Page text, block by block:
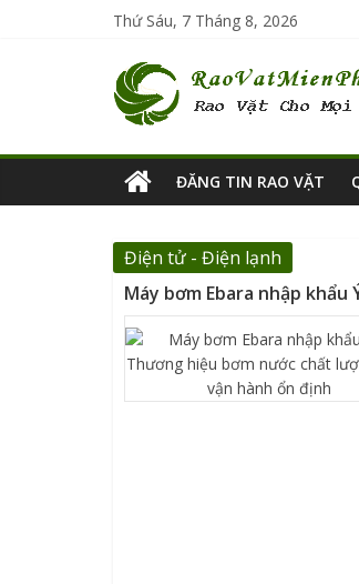
Thứ Sáu, 7 Tháng 8, 2026
ĐĂNG TIN RAO VẶT
Điện tử - Điện lạnh
Máy bơm Ebara nhập